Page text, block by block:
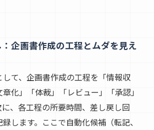
企画書作成の工程とムダを見え
して、企画書作成の工程を「情報収
化」「体裁」「レビュー」「承認」
、各工程の所要時間、差し戻し回
します。ここで自動化候補（転記、